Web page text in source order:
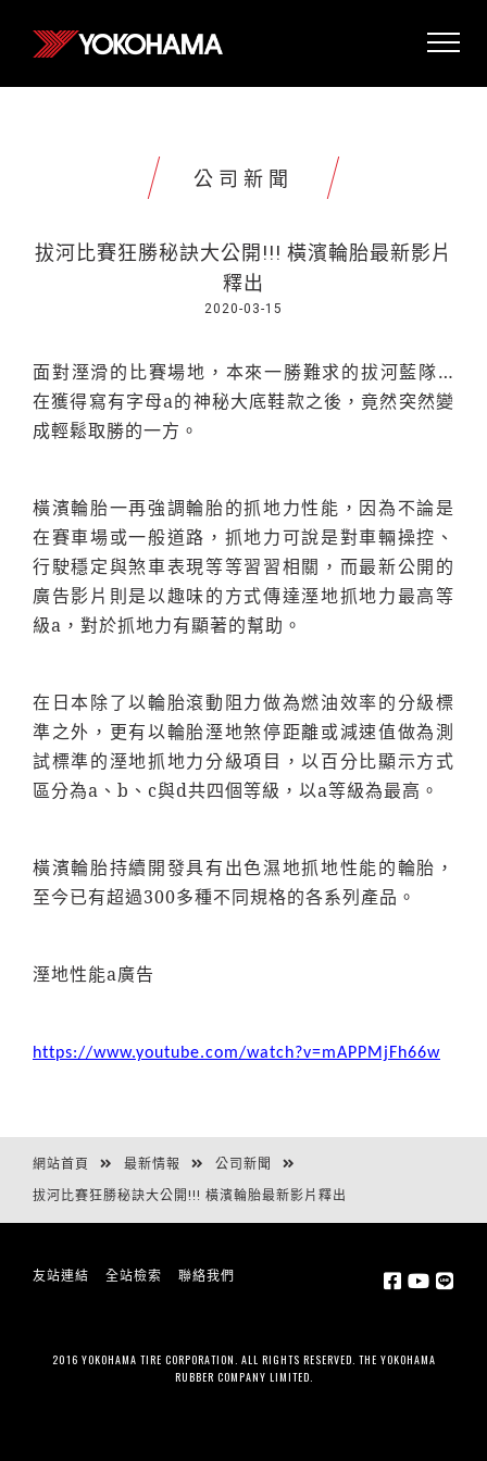
公司新聞
拔河比賽狂勝秘訣大公開!!! 橫濱輪胎最新影片
釋出
2020-03-15
面對溼滑的比賽場地，本來一勝難求的拔河藍隊…
在獲得寫有字母a的神秘大底鞋款之後，竟然突然變
成輕鬆取勝的一方。
橫濱輪胎一再強調輪胎的抓地力性能，因為不論是
在賽車場或一般道路，抓地力可說是對車輛操控、
行駛穩定與煞車表現等等習習相關，而最新公開的
廣告影片則是以趣味的方式傳達溼地抓地力最高等
級a，對於抓地力有顯著的幫助。
在日本除了以輪胎滾動阻力做為燃油效率的分級標
準之外，更有以輪胎溼地煞停距離或減速值做為測
試標準的溼地抓地力分級項目，以百分比顯示方式
區分為a、b、c與d共四個等級，以a等級為最高。
橫濱輪胎持續開發具有出色濕地抓地性能的輪胎，
至今已有超過300多種不同規格的各系列產品。
溼地性能a廣告
https://www.youtube.com/watch?v=mAPPMjFh66w
網站首頁 最新情報 公司新聞
拔河比賽狂勝秘訣大公開!!! 橫濱輪胎最新影片釋出
友站連結 全站檢索 聯絡我們
2016 YOKOHAMA TIRE CORPORATION. ALL RIGHTS RESERVED. THE YOKOHAMA
RUBBER COMPANY LIMITED.